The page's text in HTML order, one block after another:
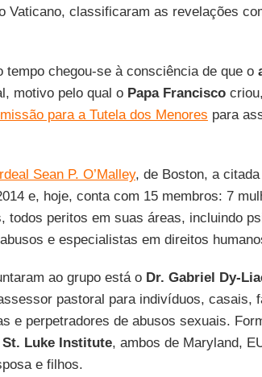
Vaticano, classificaram as revelações
tempo chegou-se à consciência de que o
motivo pelo qual o Papa Francisco
para a Tutela dos Menores para
Sean P. O’Malley, de Boston, a
e, hoje, conta com 15 membros: 7
todos peritos em suas áreas, incluindo
e especialistas em direitos
ao grupo está o Dr. Gabriel Dy-
pastoral para indivíduos, casais,
e perpetradores de abusos sexuais.
St. Luke Institute, ambos de Maryland,
e filhos.